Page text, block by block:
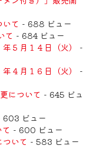
て - 688 ビュー
て - 684 ビュー
５月１４日（火）
-
４月１６日（火）
-
について - 645 ビュ
603 ビュー
- 600 ビュー
いて - 583 ビュー